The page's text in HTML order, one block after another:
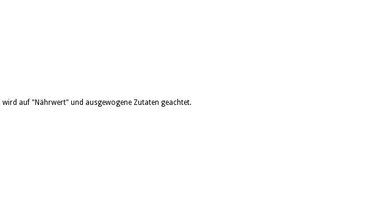
auf "Nährwert" und ausgewogene Zutaten geachtet.